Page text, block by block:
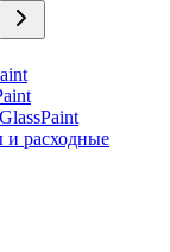
и расходные